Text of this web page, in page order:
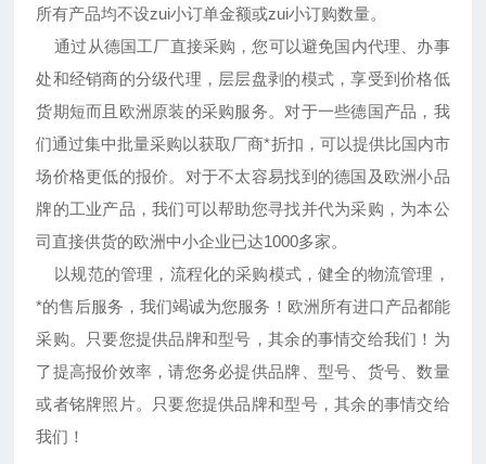
所有产品均不设zui小订单金额或zui小订购数量。
通过从德国工厂直接采购，您可以避免国内代理、办事
处和经销商的分级代理，层层盘剥的模式，享受到价格低
货期短而且欧洲原装的采购服务。对于一些德国产品，我
们通过集中批量采购以获取厂商*折扣，可以提供比国内市
场价格更低的报价。对于不太容易找到的德国及欧洲小品
牌的工业产品，我们可以帮助您寻找并代为采购，为本公
司直接供货的欧洲中小企业已达1000多家。
以规范的管理，流程化的采购模式，健全的物流管理，
*的售后服务，我们竭诚为您服务！欧洲所有进口产品都能
采购。只要您提供品牌和型号，其余的事情交给我们！为
了提高报价效率，请您务必提供品牌、型号、货号、数量
或者铭牌照片。只要您提供品牌和型号，其余的事情交给
我们！